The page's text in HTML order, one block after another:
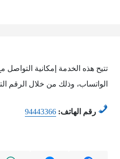
تتيح هذه الخدمة إمكانية التواصل
الواتساب، وذلك من خلال الرقم
رقم الهاتف: 94443366